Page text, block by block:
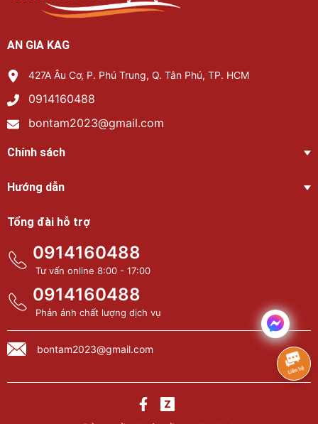
AN GIA KAG
427A Âu Cơ, P. Phú Trung, Q. Tân Phú, TP. HCM
0914160488
bontam2023@gmail.com
Chính sách
Hướng dẫn
Tổng đài hỗ trợ
0914160488
Tư vấn online 8:00 - 17:00
0914160488
Phản ánh chất lượng dịch vụ
bontam2023@gmail.com